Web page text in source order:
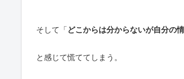
そして「 どこからは分からないが自分の
と感じて慌ててしまう。